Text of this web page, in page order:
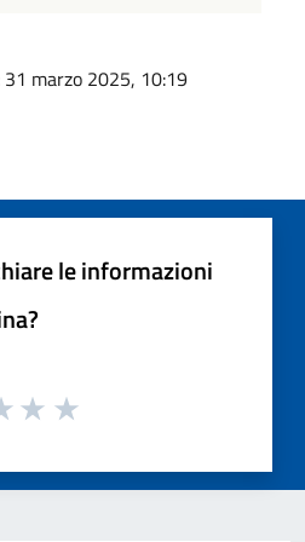
31 marzo 2025, 10:19
le informazioni